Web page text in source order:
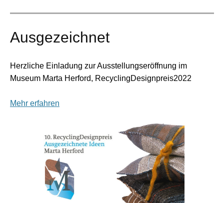
Ausgezeichnet
Herzliche Einladung zur Ausstellungseröffnung im
Museum Marta Herford, RecyclingDesignpreis2022
Mehr erfahren